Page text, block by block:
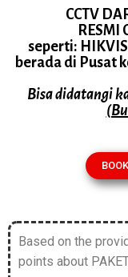
CCTV
RESMI
seperti:
berada di Pusat
Bisa didatangi
Based on the
points about